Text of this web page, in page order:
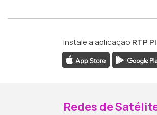
Instale a aplicação RTP
Redes de